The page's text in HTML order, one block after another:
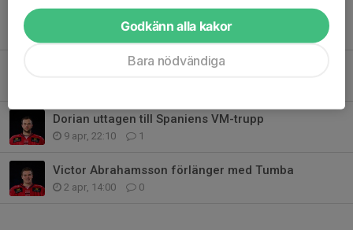
0
Arvid Broman klar för Tumba Hockey
Dorian uttagen till Spaniens VM-trupp
9 apr, 22:10 1
Victor Abrahamsson förlänger med Tumba
2 apr, 14:00 0
Godkänn alla kakor
Bara nödvändiga